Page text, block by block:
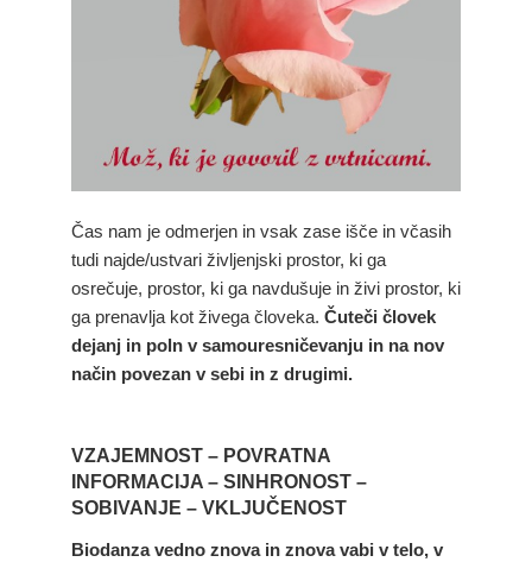
Čas nam je odmerjen in vsak zase išče in včasih
tudi najde/ustvari življenjski prostor, ki ga
osrečuje, prostor, ki ga navdušuje in živi prostor, ki
ga prenavlja kot živega človeka. Čuteči človek
dejanj in poln v samouresničevanju in na nov
način povezan v sebi in z drugimi.
VZAJEMNOST – POVRATNA
INFORMACIJA – SINHRONOST –
SOBIVANJE – VKLJUČENOST
Biodanza vedno znova in znova vabi v telo, v